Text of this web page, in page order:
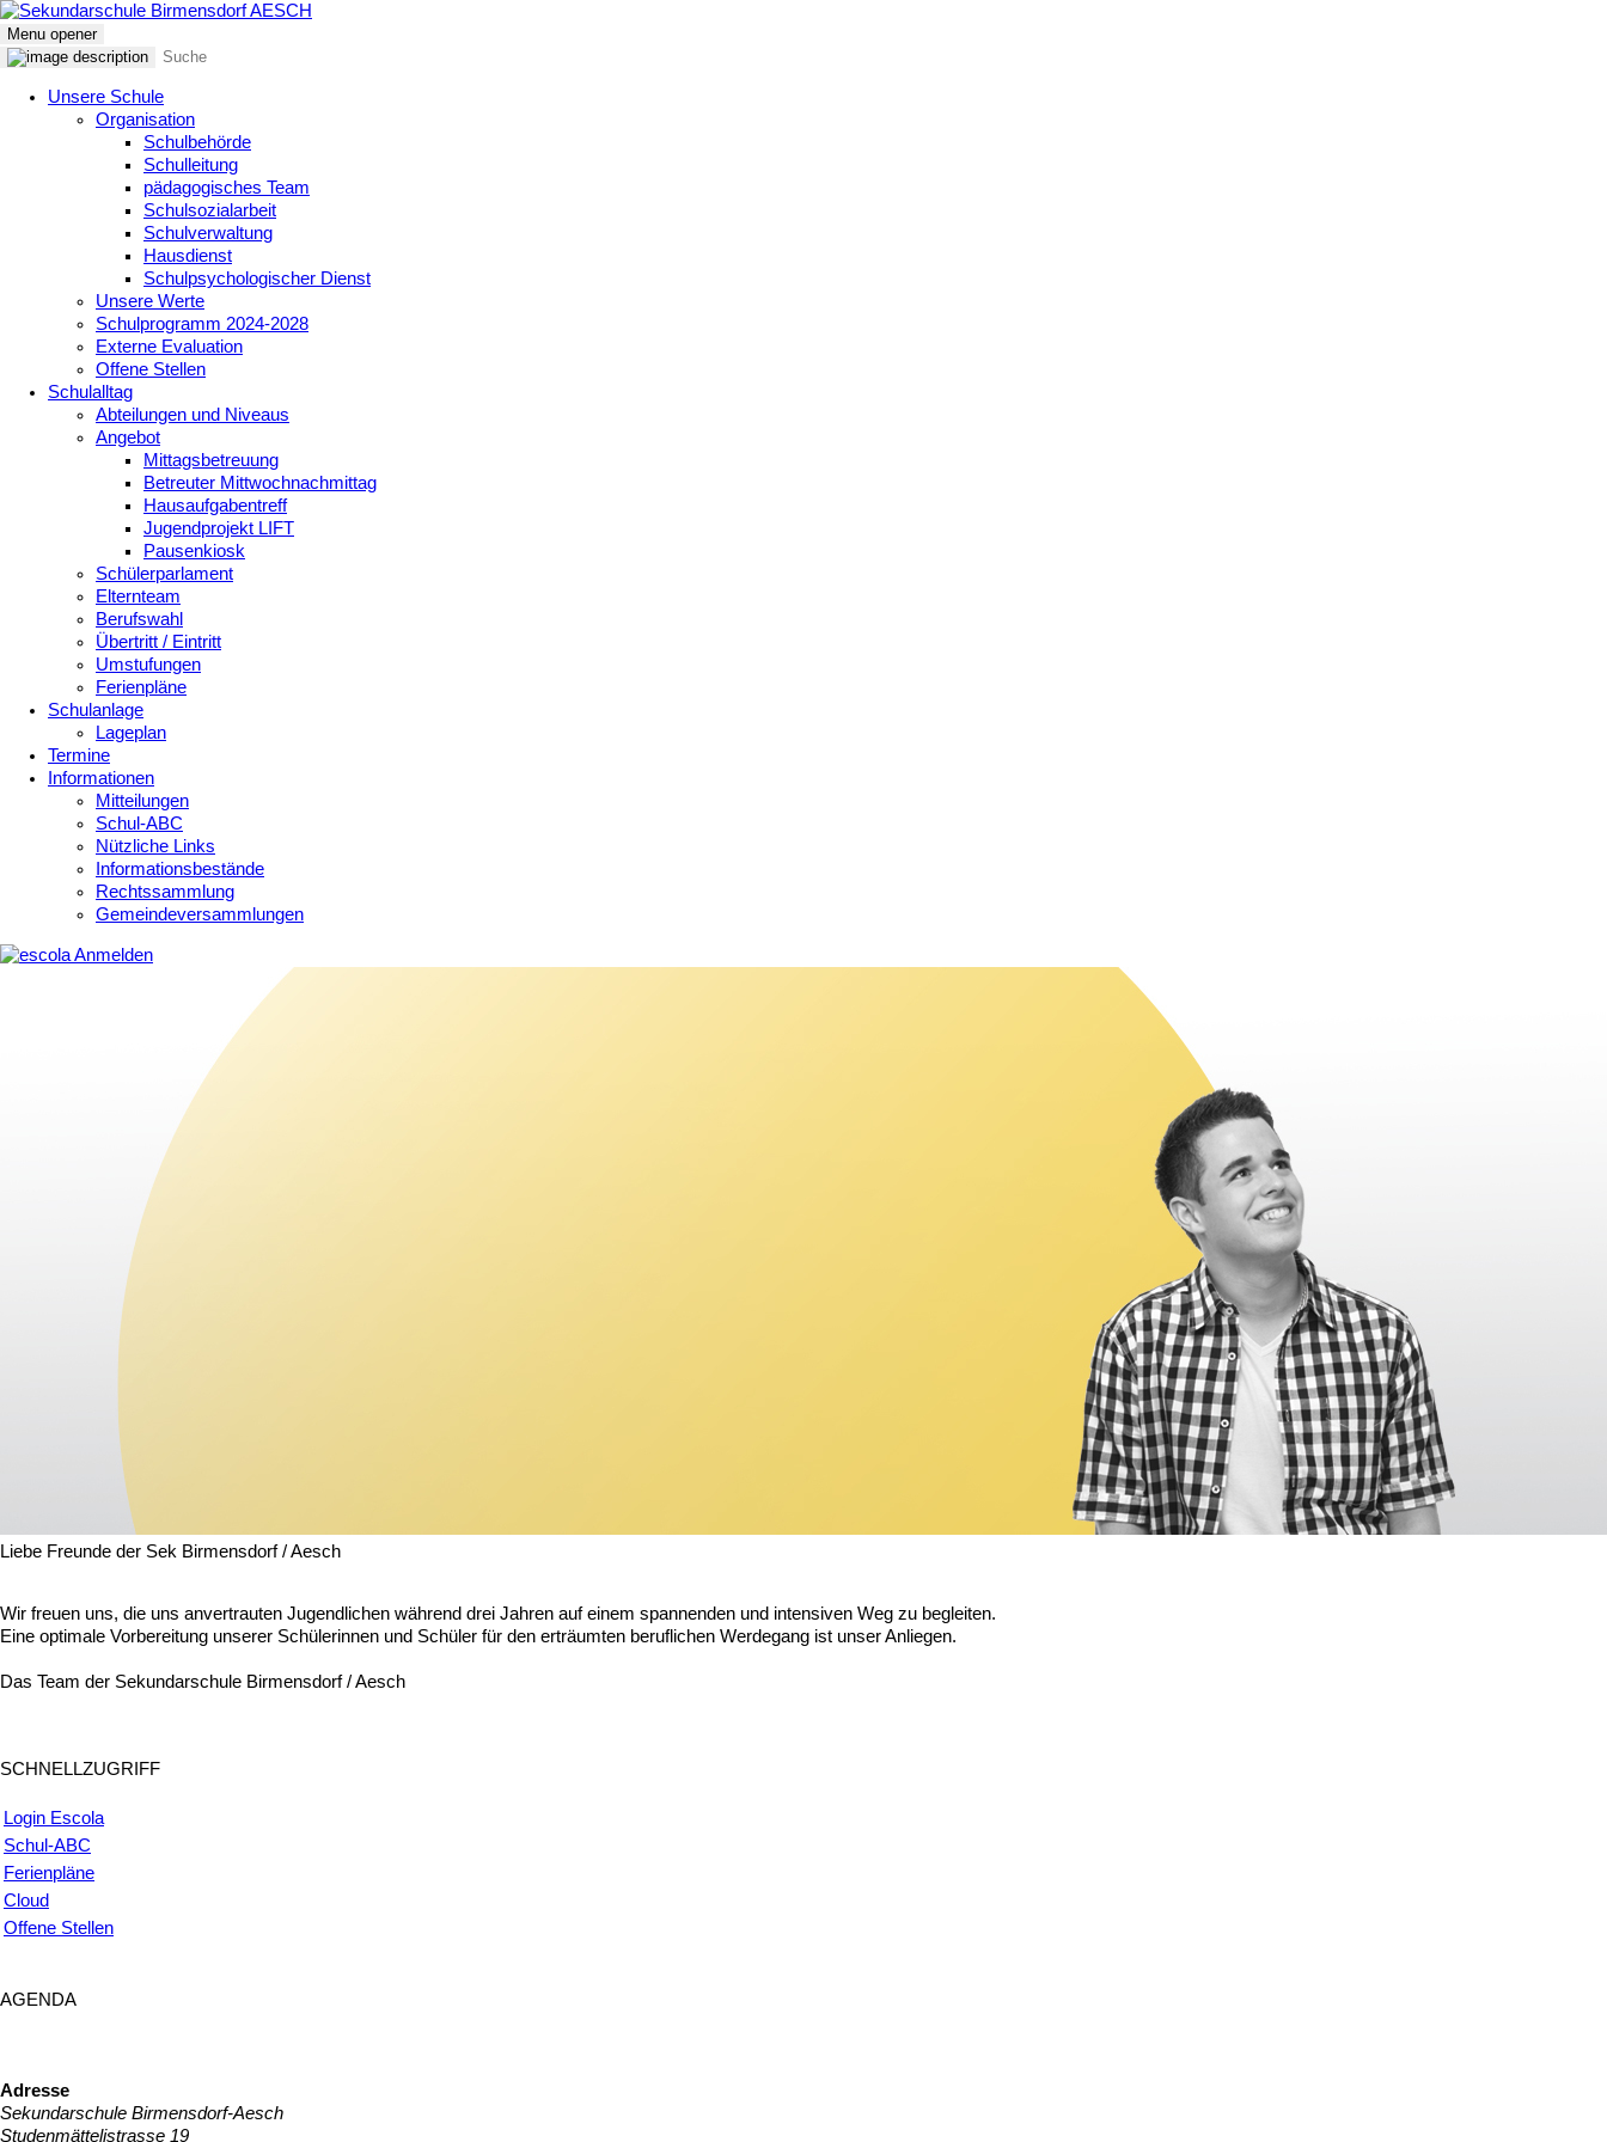
Menu opener
Unsere Schule
Organisation
Schulbehörde
Schulleitung
pädagogisches Team
Schulsozialarbeit
Schulverwaltung
Hausdienst
Schulpsychologischer Dienst
Unsere Werte
Schulprogramm 2024-2028
Externe Evaluation
Offene Stellen
Schulalltag
Abteilungen und Niveaus
Angebot
Mittagsbetreuung
Betreuter Mittwochnachmittag
Hausaufgabentreff
Jugendprojekt LIFT
Pausenkiosk
Schülerparlament
Elternteam
Berufswahl
Übertritt / Eintritt
Umstufungen
Ferienpläne
Schulanlage
Lageplan
Termine
Informationen
Mitteilungen
Schul-ABC
Nützliche Links
Informationsbestände
Rechtssammlung
Gemeindeversammlungen
Anmelden
Liebe Freunde der Sek Birmensdorf / Aesch
Wir freuen uns, die uns anvertrauten Jugendlichen während drei Jahren auf einem spannenden und intensiven Weg zu begleiten.
Eine optimale Vorbereitung unserer Schülerinnen und Schüler für den erträumten beruflichen Werdegang ist unser Anliegen.
Das Team der Sekundarschule Birmensdorf / Aesch
SCHNELLZUGRIFF
Login Escola
Schul-ABC
Ferienpläne
Cloud
Offene Stellen
AGENDA
Adresse
Sekundarschule Birmensdorf-Aesch
Studenmättelistrasse 19